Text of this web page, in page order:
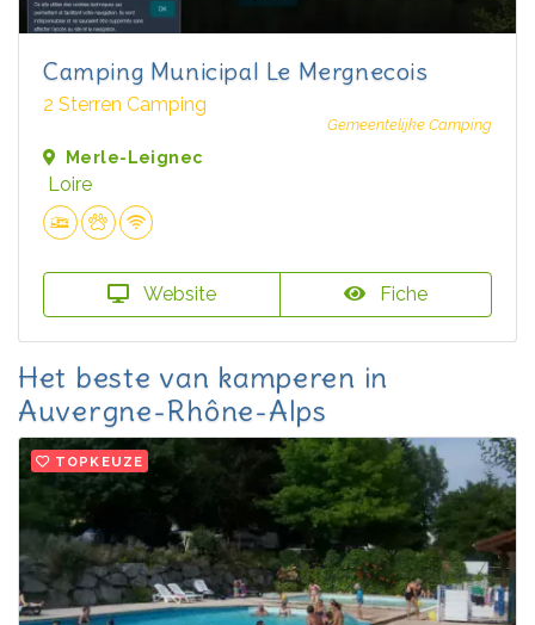
Camping Municipal Le Mergnecois
2 Sterren Camping
Gemeentelijke Camping
Merle-Leignec
Loire
Website Fiche
Het beste van kamperen in
Auvergne-Rhône-Alps
TOPKEUZE